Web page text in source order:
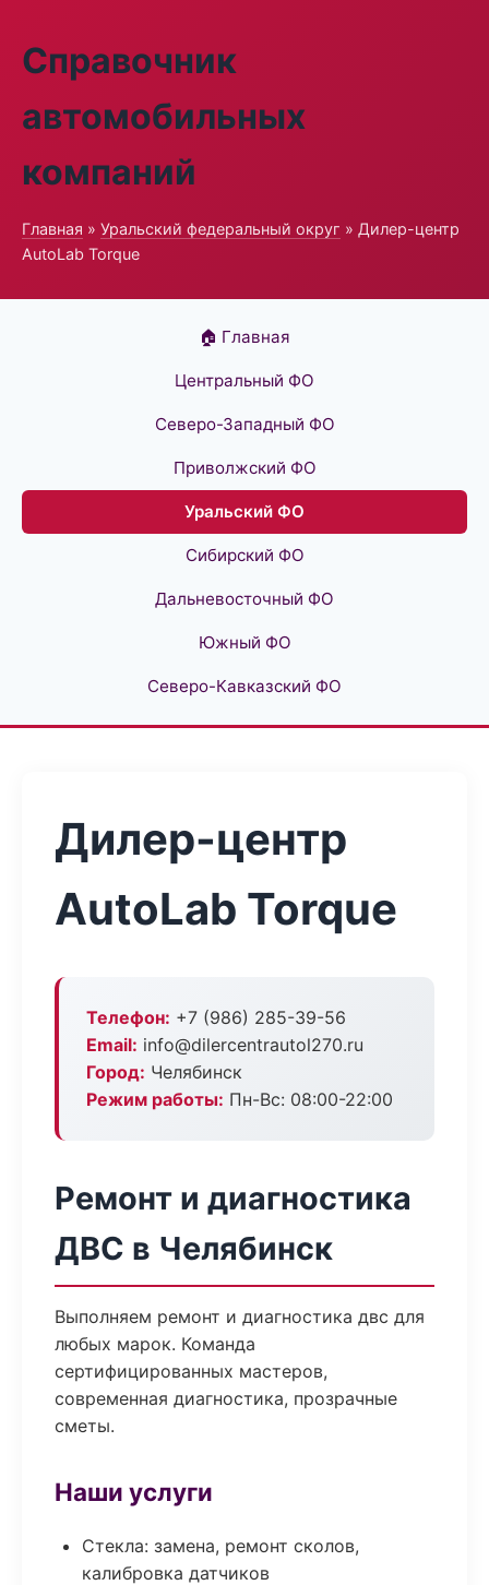
Справочник
автомобильных
компаний
Главная » Уральский федеральный округ » Дилер-центр
AutoLab Torque
🏠 Главная
Центральный ФО
Северо-Западный ФО
Приволжский ФО
Уральский ФО
Сибирский ФО
Дальневосточный ФО
Южный ФО
Северо-Кавказский ФО
Дилер-центр
AutoLab Torque
Телефон: +7 (986) 285-39-56
Email: info@dilercentrautol270.ru
Город: Челябинск
Режим работы: Пн-Вс: 08:00-22:00
Ремонт и диагностика
ДВС в Челябинск
Выполняем ремонт и диагностика двс для
любых марок. Команда
сертифицированных мастеров,
современная диагностика, прозрачные
сметы.
Наши услуги
Стекла: замена, ремонт сколов,
калибровка датчиков